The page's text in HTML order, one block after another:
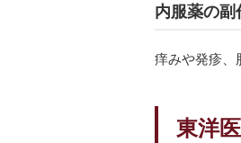
内服薬の副
痒みや発疹、
東洋